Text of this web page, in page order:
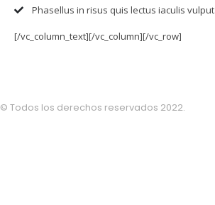
Phasellus in risus quis lectus iaculis
[/vc_column_text][/vc_column][/vc_row]
© Todos los derechos reservados 2022.